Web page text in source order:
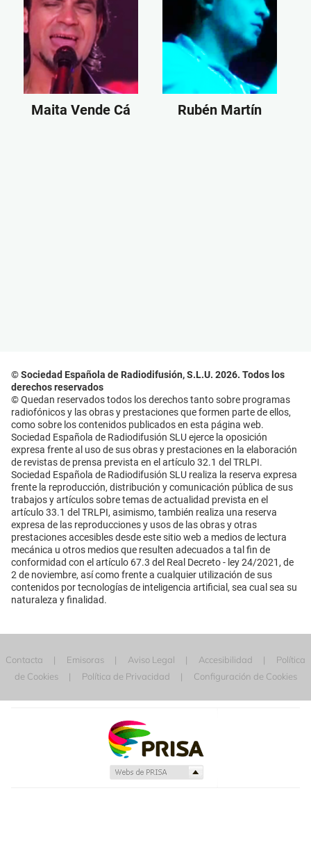
Maita Vende Cá Rubén Martín
© Sociedad Española de Radiodifusión, S.L.U. 2026. Todos los
derechos reservados
© Quedan reservados todos los derechos tanto sobre programas
radiofónicos y las obras y prestaciones que formen parte de ellos,
como sobre los contenidos publicados en esta página web.
Sociedad Española de Radiodifusión SLU ejerce la oposición
expresa frente al uso de sus obras y prestaciones en la elaboración
de revistas de prensa prevista en el artículo 32.1 del TRLPI.
Sociedad Española de Radiodifusión SLU realiza la reserva expresa
frente la reproducción, distribución y comunicación pública de sus
trabajos y artículos sobre temas de actualidad prevista en el
artículo 33.1 del TRLPI, asimismo, también realiza una reserva
expresa de las reproducciones y usos de las obras y otras
prestaciones accesibles desde este sitio web a medios de lectura
mecánica u otros medios que resulten adecuados a tal fin de
conformidad con el artículo 67.3 del Real Decreto - ley 24/2021, de
2 de noviembre, así como frente a cualquier utilización de sus
contenidos por tecnologías de inteligencia artificial, sea cual sea su
naturaleza y finalidad.
Contacta Emisoras Aviso Legal Accesibilidad
Política
de Cookies
Política de Privacidad Configuración de Cookies